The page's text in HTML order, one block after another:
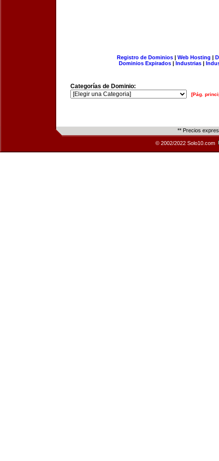
Registro de Dominios| Web Hosting |
Dominios Expirados | Industrias |
Categorías de Dominio:
[Pág.
** Precios
© 2002/2022 Solo10.com